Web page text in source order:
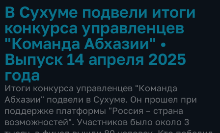
В Сухуме подвели итоги
конкурса управленцев
"Команда Абхазии" •
Выпуск 14 апреля 2025
года
Итоги конкурса управленцев "Команда
Абхазии" подвели в Сухуме. Он прошел при
поддержке платформы "Россия – страна
возможностей". Участников было около 3